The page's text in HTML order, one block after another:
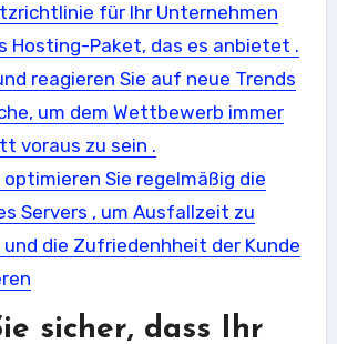
für Ihr Unternehmen
Hosting-Paket, das es anbietet .
reagieren Sie auf neue Trends
um dem Wettbewerb immer
voraus zu sein .
Sie regelmäßig die
Servers , um Ausfallzeit zu
die Zufriedenhheit der Kunde
sicher, dass Ihr